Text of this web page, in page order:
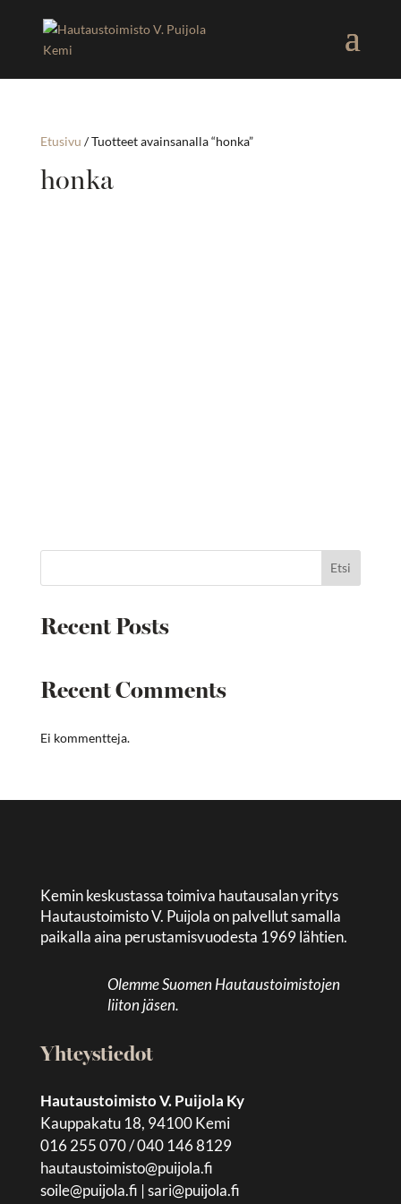
Etusivu / Tuotteet avainsanalla “honka”
honka
Etsi
Recent Posts
Recent Comments
Ei kommentteja.
Kemin keskustassa toimiva hautausalan yritys
Hautaustoimisto V. Puijola on palvellut samalla
paikalla aina perustamisvuodesta 1969 lähtien.
Olemme Suomen Hautaustoimistojen
liiton jäsen.
Yhteystiedot
Hautaustoimisto V. Puijola Ky
Kauppakatu 18, 94100 Kemi
016 255 070 / 040 146 8129
hautaustoimisto@puijola.fi
soile@puijola.fi |sari@puijola.fi